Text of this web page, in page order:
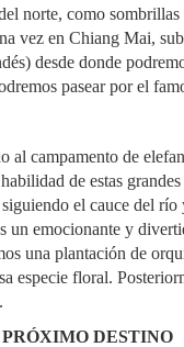
norte, como
vez en Chiang Mai,
desde donde
pasear por el
al campamento de
de estas
el cauce del
un emocionante y
una plantación de
especie floral.
DESTINO